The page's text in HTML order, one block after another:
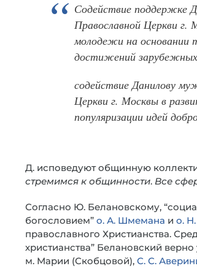
Содействие поддержке
Православной Церкви г.
молодежи на основании
достижений
содействие Данилову
Церкви г. Москвы в
популяризации идей
Д. исповедуют общинную
стремимся к общинности. Все
Согласно Ю. Белановскому,
богословием” о. А. Шмемана и о.
православного Христианства.
христианства” Белановский
м. Марии (Скобцовой), С. С.